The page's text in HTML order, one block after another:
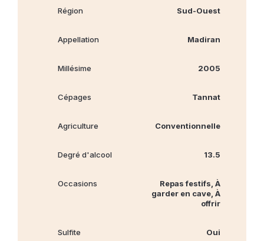
Région Sud-Ouest
Appellation Madiran
Millésime 2005
Cépages Tannat
Agriculture Conventionnelle
Degré d'alcool 13.5
Occasions
Repas festifs, À
garder en cave, À
offrir
Sulfite Oui